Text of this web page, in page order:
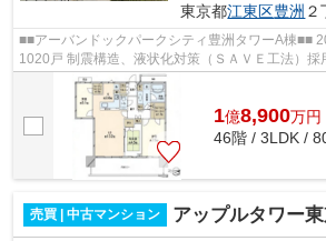
東京都江東区豊洲 ２
■■アーバンドックパークシティ豊洲タワーA棟■■ 2008年2月完成 総戸数
1020戸 制震構造、液状化対策（ＳＡＶＥ工法）
階建て 東京メトロ有楽町線「豊洲」駅徒...
1億8,900万円
46階 / 3LDK /
売買 | 中古マンション アップルタワー東京